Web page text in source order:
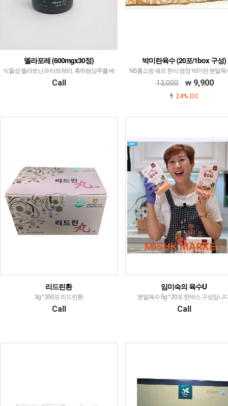
멜라포레 (600mgx30정)
식물성 멜라토닌과 타트체리, 흑하랑상추를 베
이스로한 제품입니다.
Call
박미란육수 (20포/1box 구성)
NS홈쇼핑 쉐프 한식 명장 박미란 분말육
개소포장
13,000 9,900
24% DC
리드린환
3g * 350포 리드린환
Call
임미숙의 육수U
분말육수 5g * 20포 한박스 구성입니
Call